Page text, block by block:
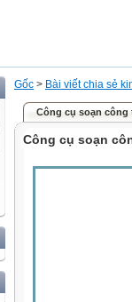
Gốc > Bài viết chia sẻ
Công cụ soạn
Công cụ soạn